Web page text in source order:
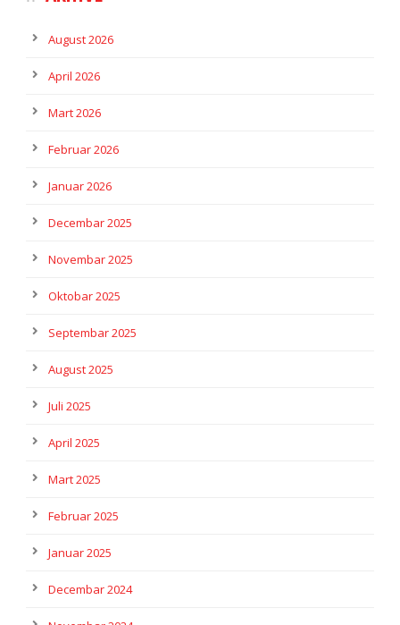
August 2026
April 2026
Mart 2026
Februar 2026
Januar 2026
Decembar 2025
Novembar 2025
Oktobar 2025
Septembar 2025
August 2025
Juli 2025
April 2025
Mart 2025
Februar 2025
Januar 2025
Decembar 2024